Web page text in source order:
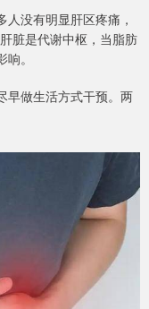
没有明显肝区疼痛，
脏是代谢中枢，当脂肪
。
早做生活方式干预。两